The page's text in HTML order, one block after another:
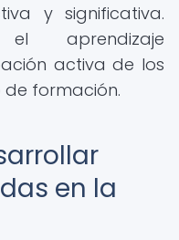
y significativa.
aprendizaje
activa de los
de formación.
en la